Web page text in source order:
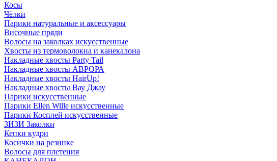
Косы
Чёлки
Парики натуральные и аксессуары
Височные пряди
Волосы на заколках искусственные
Хвосты из термоволокна и канекалона
Накладные хвосты Party Tail
Накладные хвосты АВРОРА
Накладные хвосты HairUp!
Накладные хвосты Вау Джау
Парики искусственные
Парики Ellen Wille искусственные
Парики Косплей искусственные
ЗИЗИ Заколки
Кепки кудри
Косички на резинке
Волосы для плетения